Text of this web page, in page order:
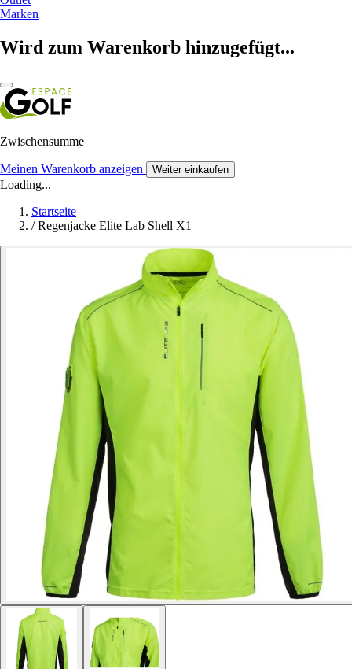
Marken
Wird zum Warenkorb hinzugefügt...
Zwischensumme
Meinen Warenkorb anzeigen Weiter einkaufen
Loading...
Startseite
/ Regenjacke Elite Lab Shell X1